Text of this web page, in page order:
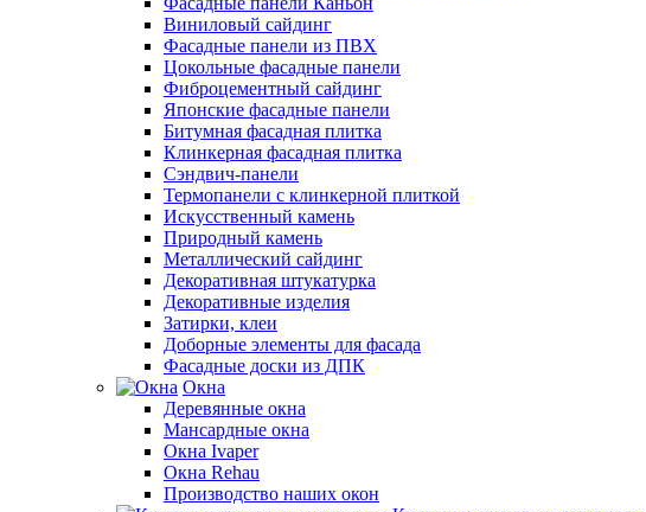
Виниловый сайдинг
Фасадные панели из ПВХ
Цокольные фасадные панели
Фиброцементный сайдинг
Японские фасадные панели
Битумная фасадная плитка
Клинкерная фасадная плитка
Сэндвич-панели
Термопанели с клинкерной плиткой
Искусственный камень
Природный камень
Металлический сайдинг
Декоративная штукатурка
Декоративные изделия
Затирки, клеи
Доборные элементы для фасада
Фасадные доски из ДПК
Окна
Деревянные окна
Мансардные окна
Окна Ivaper
Окна Rehau
Производство наших окон